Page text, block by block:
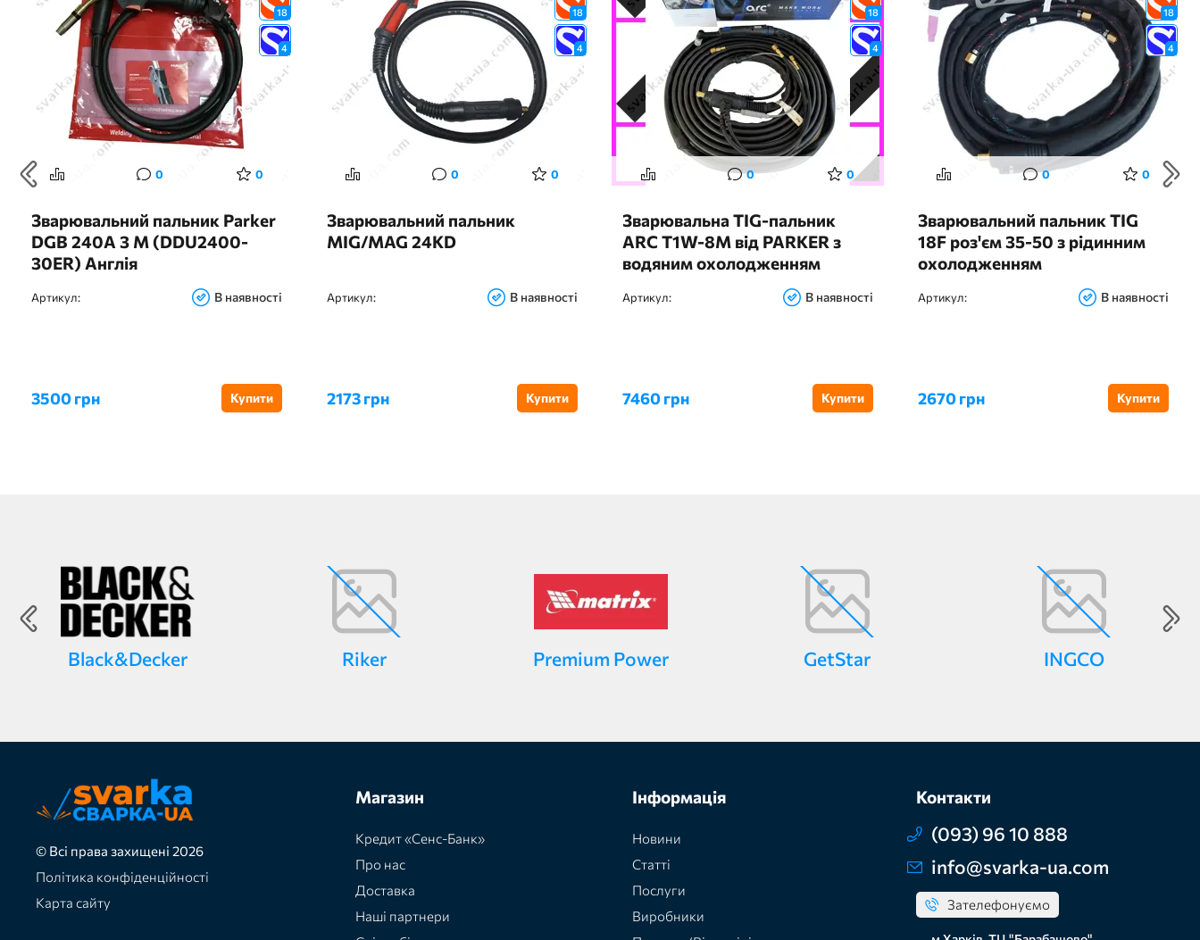
18
4
0 0
Зварювальний пальник Parker
DGB 240A 3 М (DDU2400-
30ER) Англія
Артикул: В наявності
3500 грн Купити
18
4
0 0
Зварювальний пальник
MIG/MAG 24KD
Артикул: В наявності
2173 грн Купити
18
4
0 0
Зварювальна TIG-пальник
ARC T1W-8M від PARKER з
водяним охолодженням
Артикул: В наявності
7460 грн Купити
18
4
0 0
Зварювальний пальник TIG
18F роз'єм 35-50 з рідинним
охолодженням
Артикул: В наявності
2670 грн Купити
Black&Decker Riker Premium Power GetStar INGCO
© Всі права захищені 2026
Політика конфіденційності
Карта сайту
Магазин
Кредит «Сенс-Банк»
Про нас
Доставка
Наші партнери
Інформація
Новини
Статті
Послуги
Виробники
Контакти
(093) 96 10 888
info@svarka-ua.com
Зателефонуємо